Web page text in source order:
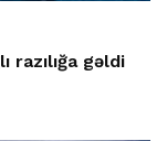
razılığa gəldi